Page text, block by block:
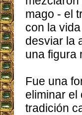
mago - el
con la
desviar la
una figura
Fue una
eliminar el
tradición